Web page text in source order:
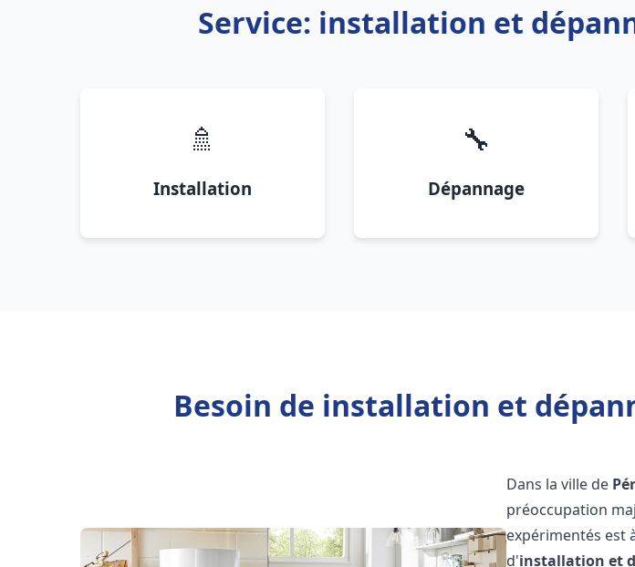
Service: installation et
🚿
Installation
🔧
Dépannage
Besoin de installation et
Dans la ville de
préoccupation
expérimentés est
d'installation et